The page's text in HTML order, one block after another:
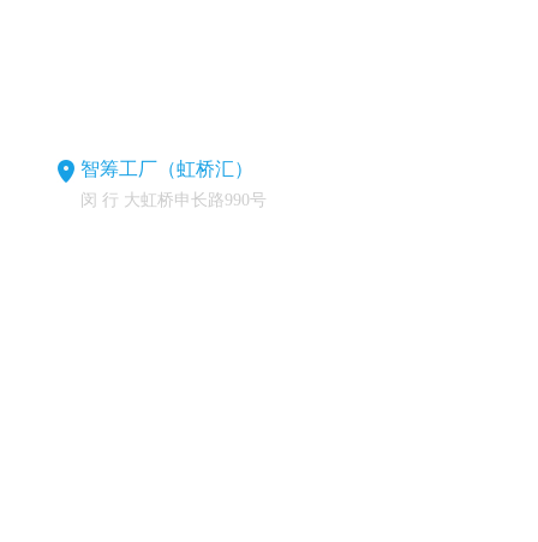
智筹工厂（虹桥汇）
闵 行 大虹桥申长路990号